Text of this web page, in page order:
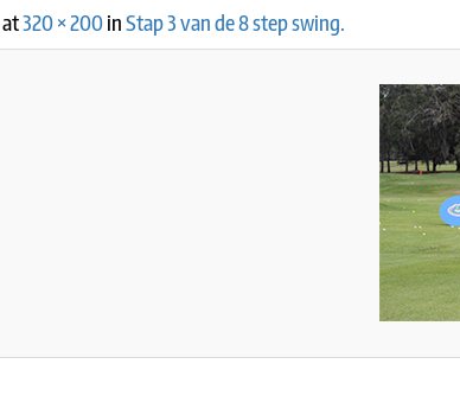
at320 × 200inStap 3 van de 8 step swing.